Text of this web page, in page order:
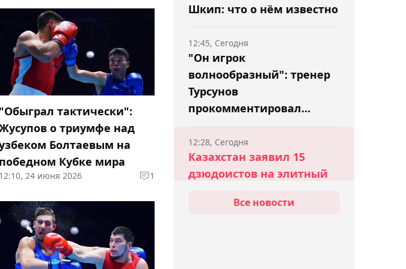
"Обыграл тактически":
о триумфе над
Болтаевым на
победном Кубке мира
12:10, 24 июня 2026 1
Шкип: что о нём известно
"Он игрок
волнообразный": тренер
Турсунов
прокомментировал
Монреале
12:45, Сегодня
Казахстан заявил 15
дзюдоистов на элитный
12:28, Сегодня
Все новости